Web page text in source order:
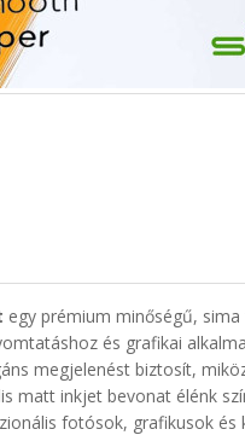
egy prémium minőségű,
és grafikai
megjelenést biztosít,
matt inkjet bevonat élénk
fotósok, grafikusok és